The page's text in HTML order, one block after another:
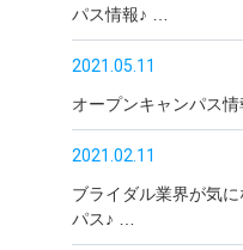
パス情報♪ …
2021.05.11
オープンキャンパス情
2021.02.11
ブライダル業界が気
パス♪ …